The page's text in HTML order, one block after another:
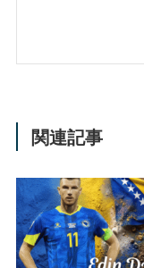
関連記事